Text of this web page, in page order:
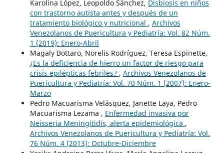
Karolina López, Leopoldo Sánchez, Disbiosis en niños
con trastorno autista antes y después de un
tratamiento biológico y nutricional , Archivos
Venezolanos de Puericultura y Pediatría: Vol. 82 Núm.
1 (2019): Enero-Abril
Magaly Bottaro, Norelis Rodríguez, Teresa Espinette,
¿Es la deficiencia de hierro un factor de riesgo para
crisis epilépticas febriles? , Archivos Venezolanos de
Puericultura y Pediatría: Vol. 70 Núm. 1 (2007): Enero-
Marzo
Pedro Macuarisma Velásquez, Janette Laya, Pedro
Macuarisma Lezama , Enfermedad invasiva por
Neisseria Meningitidis, alerta epidemiológica ,
Archivos Venezolanos de Puericultura y Pediatría: Vol.
76 Núm. 4 (2013): Octubre-Diciembre